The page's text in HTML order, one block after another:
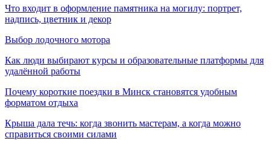
Что входит в оформление памятника на могилу: портрет,
надпись, цветник и декор
Выбор лодочного мотора
Как люди выбирают курсы и образовательные платформы для
удалённой работы
Почему короткие поездки в Минск становятся удобным
форматом отдыха
Крыша дала течь: когда звонить мастерам, а когда можно
справиться своими силами